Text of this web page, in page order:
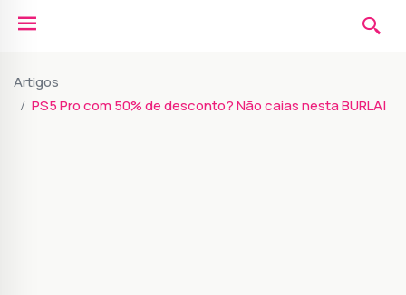
Artigos
PS5 Pro com 50% de desconto? Não caias nesta BURLA!